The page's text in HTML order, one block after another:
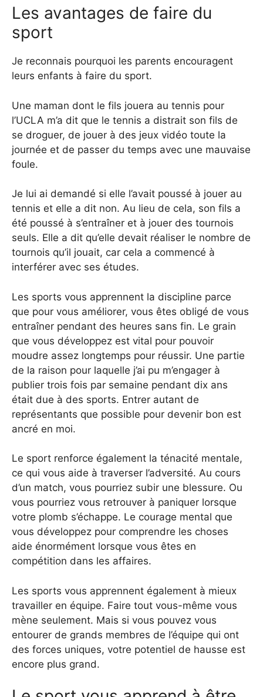
Les avantages de faire du
sport
Je reconnais pourquoi les parents encouragent
leurs enfants à faire du sport.
Une maman dont le fils jouera au tennis pour
l’UCLA m’a dit que le tennis a distrait son fils de
se droguer, de jouer à des jeux vidéo toute la
journée et de passer du temps avec une mauvaise
foule.
Je lui ai demandé si elle l’avait poussé à jouer au
tennis et elle a dit non. Au lieu de cela, son fils a
été poussé à s’entraîner et à jouer des tournois
seuls. Elle a dit qu’elle devait réaliser le nombre de
tournois qu’il jouait, car cela a commencé à
interférer avec ses études.
Les sports vous apprennent la discipline parce
que pour vous améliorer, vous êtes obligé de vous
entraîner pendant des heures sans fin. Le grain
que vous développez est vital pour pouvoir
moudre assez longtemps pour réussir. Une partie
de la raison pour laquelle j’ai pu m’engager à
publier trois fois par semaine pendant dix ans
était due à des sports. Entrer autant de
représentants que possible pour devenir bon est
ancré en moi.
Le sport renforce également la ténacité mentale,
ce qui vous aide à traverser l’adversité. Au cours
d’un match, vous pourriez subir une blessure. Ou
vous pourriez vous retrouver à paniquer lorsque
votre plomb s’échappe. Le courage mental que
vous développez pour comprendre les choses
aide énormément lorsque vous êtes en
compétition dans les affaires.
Les sports vous apprennent également à mieux
travailler en équipe. Faire tout vous-même vous
mène seulement. Mais si vous pouvez vous
entourer de grands membres de l’équipe qui ont
des forces uniques, votre potentiel de hausse est
encore plus grand.